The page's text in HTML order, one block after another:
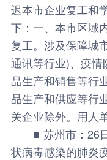
迟本市企业复工和
下：一、本市区域
复工。涉及保障城
通讯等行业)、疫
品生产和销售等行
品生产和供应等行
关企业除外。用人
■ 苏州市：26日
状病毒感染的肺炎